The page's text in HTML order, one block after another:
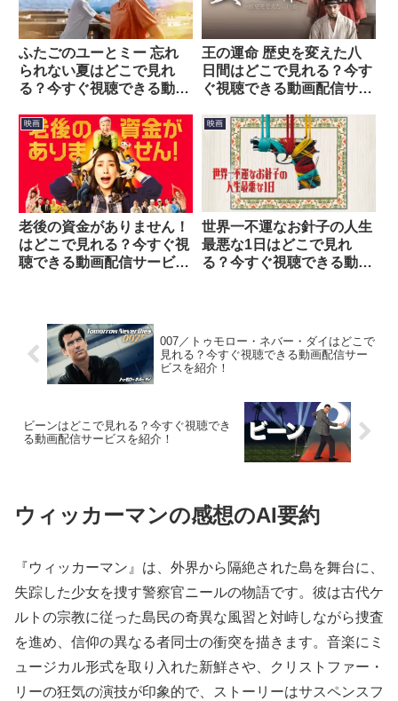
ふたごのユーとミー 忘れ
られない夏はどこで見れ
る？今すぐ視聴できる動画
王の運命 歴史を変えた八
日間はどこで見れる？今す
ぐ視聴できる動画配信サー
映画
老後の資金がありません！
はどこで見れる？今すぐ視
聴できる動画配信サービス
映画
世界一不運なお針子の人生
最悪な1日はどこで見れ
る？今すぐ視聴できる動画
007／トゥモロー・ネバー・ダイはどこで
見れる？今すぐ視聴できる動画配信サー
ビスを紹介！
ビーンはどこで見れる？今すぐ視聴でき
る動画配信サービスを紹介！
ウィッカーマンの感想のAI要約
『ウィッカーマン』は、外界から隔絶された島を舞台に、
失踪した少女を捜す警察官ニールの物語です。彼は古代ケ
ルトの宗教に従った島民の奇異な風習と対峙しながら捜査
を進め、信仰の異なる者同士の衝突を描きます。音楽にミ
ュージカル形式を取り入れた新鮮さや、クリストファー・
リーの狂気の演技が印象的で、ストーリーはサスペンスフ